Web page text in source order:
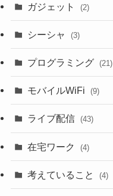
ガジェット (2)
シーシャ (3)
プログラミング (21)
モバイルWiFi (9)
ライブ配信 (43)
在宅ワーク (4)
考えていること (4)